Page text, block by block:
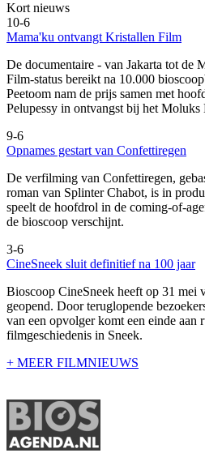
Kort nieuws
10-6
Mama'ku ontvangt Kristallen Film
De documentaire - van Jakarta tot de
Film-status bereikt na 10.000
Peetoom nam de prijs samen met
Pelupessy in ontvangst bij het
9-6
Opnames gestart van Confettiregen
De verfilming van Confettiregen,
roman van Splinter Chabot, is in
speelt de hoofdrol in de coming-of-
de bioscoop verschijnt.
3-6
CineSneek sluit definitief na 100 jaar
Bioscoop CineSneek heeft op 31 mei
geopend. Door teruglopende
van een opvolger komt een einde aan
filmgeschiedenis in Sneek.
+ MEER FILMNIEUWS